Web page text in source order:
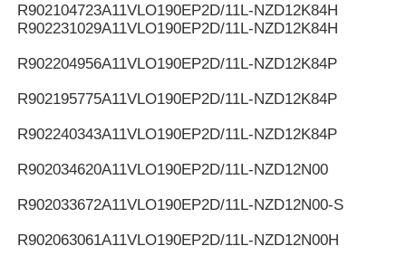
R902104723A11VLO190EP2D/11L-NZD12K84H
R902231029A11VLO190EP2D/11L-NZD12K84H
R902204956A11VLO190EP2D/11L-NZD12K84P
R902195775A11VLO190EP2D/11L-NZD12K84P
R902240343A11VLO190EP2D/11L-NZD12K84P
R902034620A11VLO190EP2D/11L-NZD12N00
R902033672A11VLO190EP2D/11L-NZD12N00-S
R902063061A11VLO190EP2D/11L-NZD12N00H